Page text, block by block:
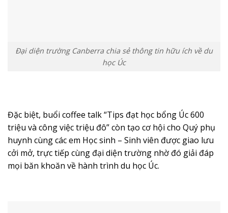
Đại diện trường Canberra chia sẻ thông tin hữu ích về du
học Úc
Đặc biệt, buổi coffee talk “Tips đạt học bổng Úc 600
triệu và công việc triệu đô” còn tạo cơ hội cho Quý phụ
huynh cùng các em Học sinh – Sinh viên được giao lưu
cởi mở, trực tiếp cùng đại diện trường nhờ đó giải đáp
mọi băn khoăn về hành trình du học Úc.